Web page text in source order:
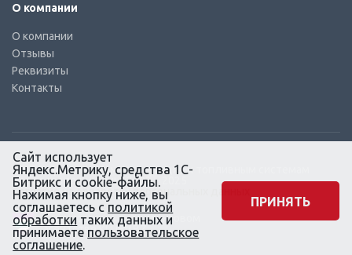
О компании
О компании
Отзывы
Реквизиты
Контакты
© КТС-Дизель – Комплектующие к топливным системам
Все права защищены, 2003 – 2025
Согласие на обработку персональных данных
Сайт создан в маркетинговом
агентстве KLUEV.BZ
Сайт использует
Яндекс.Метрику, средства 1С-
Битрикс и cookie-файлы.
Нажимая кнопку ниже, вы
соглашаетесь с политикой
обработки таких данных и
принимаете пользовательское
соглашение.
ПРИНЯТЬ